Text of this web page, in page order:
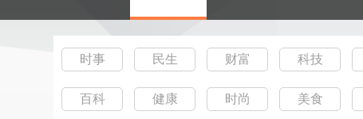
时事 民生 财富 科技
百科 健康 时尚 美食